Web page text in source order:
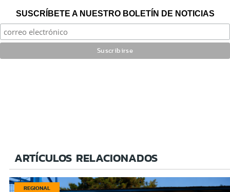
SUSCRÍBETE A NUESTRO BOLETÍN DE NOTICIAS
ARTÍCULOS RELACIONADOS
REGIONAL